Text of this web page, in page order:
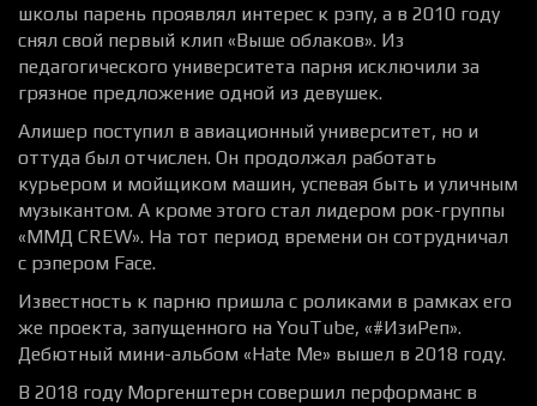
школы парень проявлял интерес к рэпу, а в 2010 году
снял свой первый клип «Выше облаков». Из
педагогического университета парня исключили за
грязное предложение одной из девушек.
Алишер поступил в авиационный университет, но и
оттуда был отчислен. Он продолжал работать
курьером и мойщиком машин, успевая быть и уличным
музыкантом. А кроме этого стал лидером рок-группы
«ММД CREW». На тот период времени он сотрудничал
с рэпером Face.
Известность к парню пришла с роликами в рамках его
же проекта, запущенного на YouTube, «#ИзиРеп».
Дебютный мини-альбом «Hate Me» вышел в 2018 году.
В 2018 году Моргенштерн совершил перформанс в